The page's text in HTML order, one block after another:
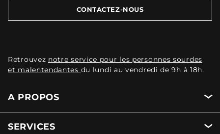
CONTACTEZ-NOUS
Retrouvez notre service pour les personnes sourdes
et malentendantes du lundi au vendredi de 9h à 18h.
A PROPOS
SERVICES